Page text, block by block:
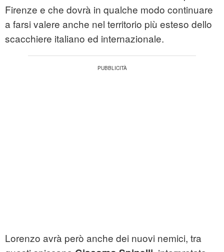
Firenze e che dovrà in qualche modo continuare
a farsi valere anche nel territorio più esteso dello
scacchiere italiano ed internazionale.
Lorenzo avrà però anche dei nuovi nemici, tra